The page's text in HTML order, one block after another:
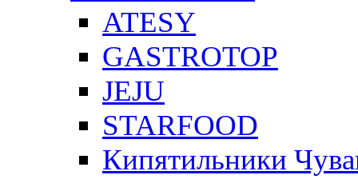
ATESY
GASTROTOP
JEJU
STARFOOD
Кипятильники